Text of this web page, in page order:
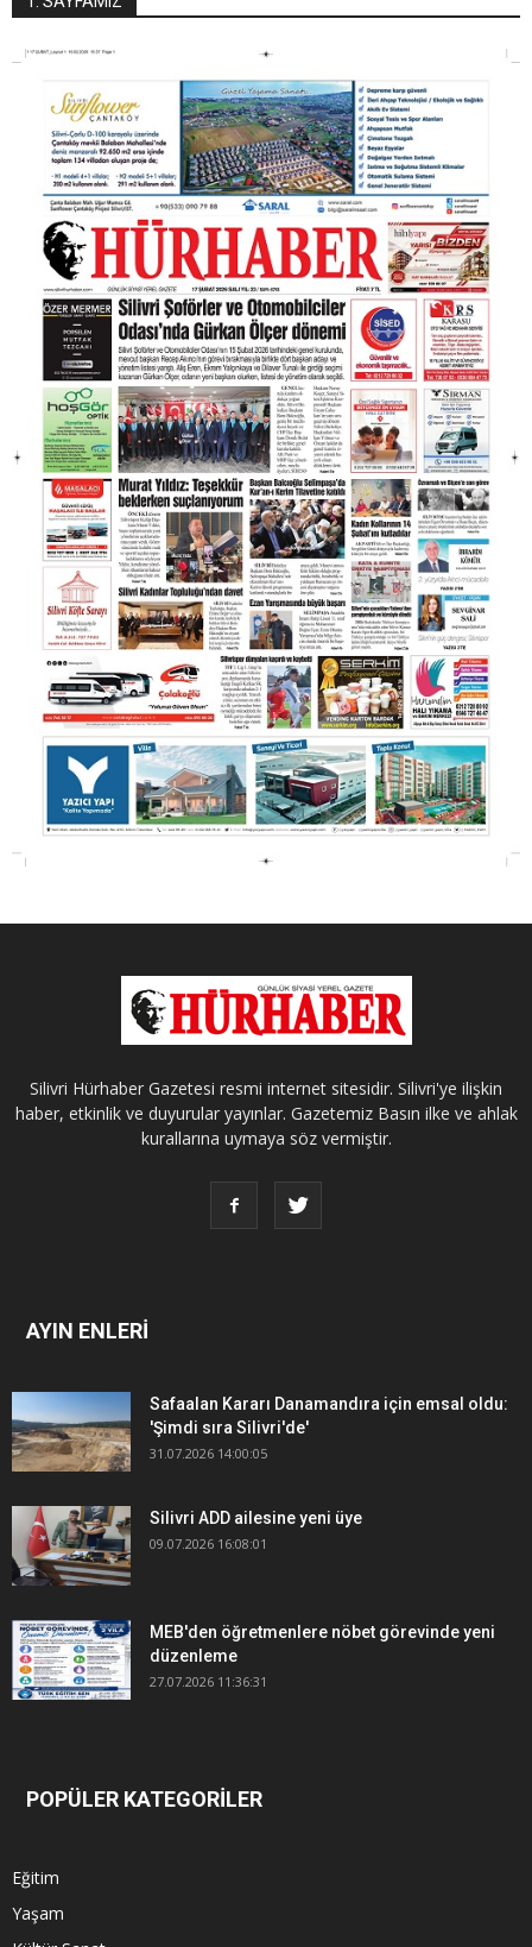
Silivri Hürhaber Gazetesi resmi internet sitesidir. Silivri'ye ilişkin
haber, etkinlik ve duyurular yayınlar. Gazetemiz Basın ilke ve ahlak
kurallarına uymaya söz vermiştir.
AYIN ENLERİ
Safaalan Kararı Danamandıra için emsal oldu:
'Şimdi sıra Silivri'de'
31.07.2026 14:00:05
Silivri ADD ailesine yeni üye
09.07.2026 16:08:01
MEB'den öğretmenlere nöbet görevinde yeni
düzenleme
27.07.2026 11:36:31
POPÜLER KATEGORİLER
Eğitim
Yaşam